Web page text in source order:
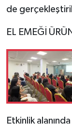
de
EL EMEĞİ
Etkinlik